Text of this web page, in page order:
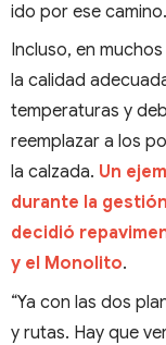
ido por ese camino.
Incluso, en
la calidad
temperaturas y
reemplazar a los
la calzada. Un
durante la
decidió
y el Monolito.
“Ya con las dos
y rutas. Hay que